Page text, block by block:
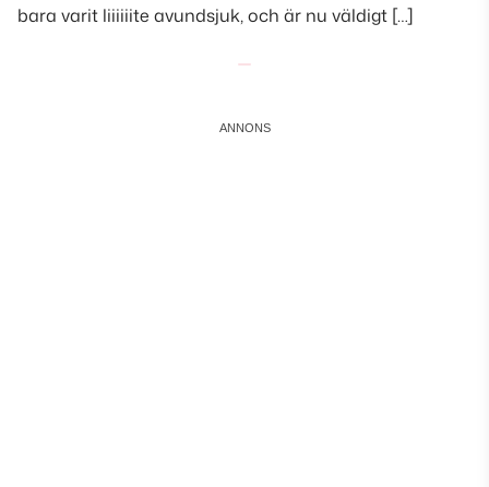
bara varit liiiiiite avundsjuk, och är nu väldigt […]